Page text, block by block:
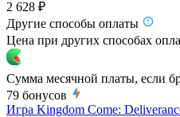
2 628 ₽
Другие способы оплаты
Цена при других способах
Сумма месячной платы, если
79 бонусов
Игра Kingdom Come: